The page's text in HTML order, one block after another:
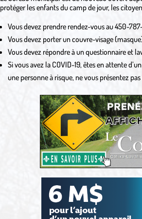
protéger les enfants du camp de jour, les
Vous devez prendre rendez-vous au 450-
Vous devez porter un couvre-visage
Vous devez répondre à un questionnaire et
Si vous avez la COVID-19, êtes en attente
une personne à risque, ne vous présentez